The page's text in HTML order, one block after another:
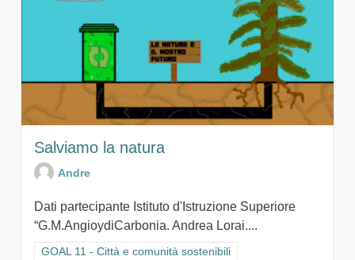
Salviamo la natura
Andre
Dati partecipante Istituto d'Istruzione Superiore
“G.M.AngioydiCarbonia. Andrea Lorai....
Filtra i risultati per categoria: GOAL 11 - Città e comunità
GOAL 11 - Città e comunità sostenibili